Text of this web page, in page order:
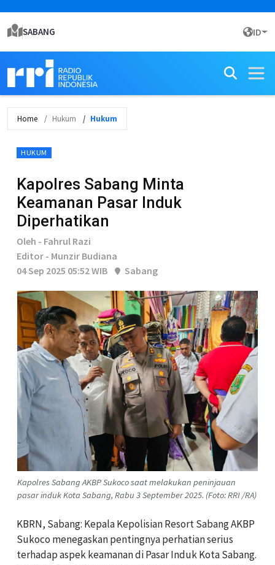
SABANG ID
Home Hukum Hukum
HUKUM
Kapolres Sabang Minta
Keamanan Pasar Induk
Diperhatikan
Oleh - Fahrul Razi
Editor - Munzir Budiana
04 Sep 2025 05:52 WIB
Sabang
Kapolres Sabang AKBP Sukoco saat melakukan peninjauan
pasar induk Kota Sabang, Rabu 3 September 2025. (Foto: RRI /RA)
KBRN, Sabang: Kepala Kepolisian Resort Sabang AKBP
Sukoco menegaskan pentingnya perhatian serius
terhadap aspek keamanan di Pasar Induk Kota Sabang.